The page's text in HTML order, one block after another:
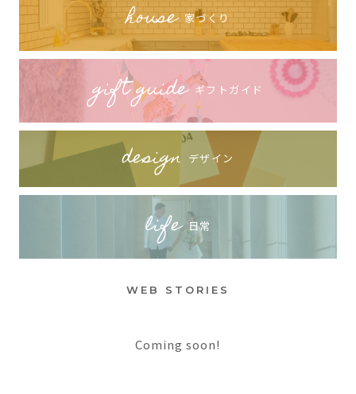
house家づくり
gift guideギフトガイド
design デザイン
life日常
WEB STORIES
Coming soon!